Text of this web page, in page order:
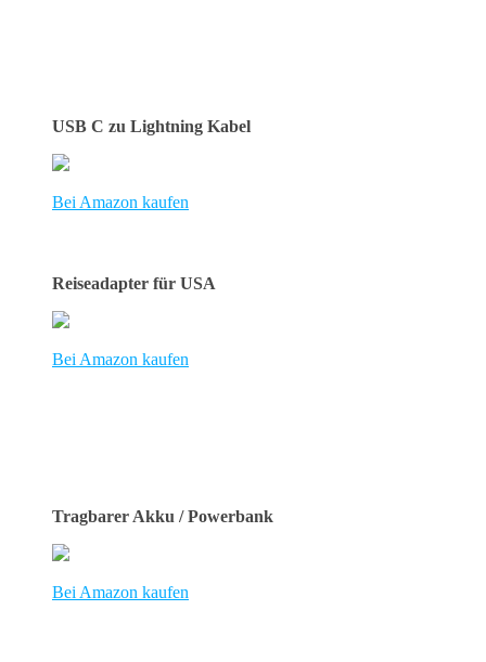
USB C zu Lightning Kabel
Bei Amazon kaufen
Reiseadapter für USA
Bei Amazon kaufen
Tragbarer Akku / Powerbank
Bei Amazon kaufen